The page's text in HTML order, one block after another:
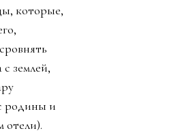
которые,
землей,
родины и
отели).